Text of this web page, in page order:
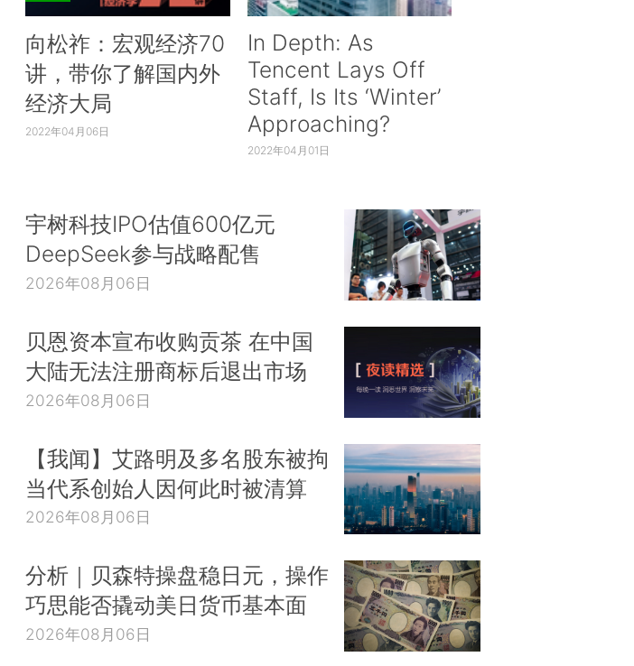
向松祚：宏观经济70
讲，带你了解国内外
经济大局
2022年04月06日
In Depth: As
Tencent Lays Off
Staff, Is Its ‘Winter’
Approaching?
2022年04月01日
宇树科技IPO估值600亿元
DeepSeek参与战略配售
2026年08月06日
贝恩资本宣布收购贡茶 在中国
大陆无法注册商标后退出市场
2026年08月06日
【我闻】艾路明及多名股东被拘
当代系创始人因何此时被清算
2026年08月06日
分析｜贝森特操盘稳日元，操作
巧思能否撬动美日货币基本面
2026年08月06日